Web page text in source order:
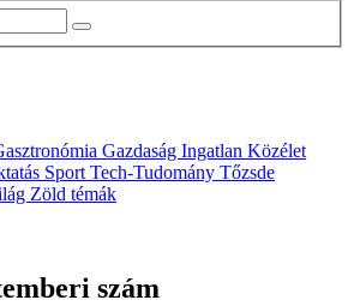
Gazdaság Ingatlan Közélet
Sport Tech-Tudomány Tőzsde
Zöld témák
szám